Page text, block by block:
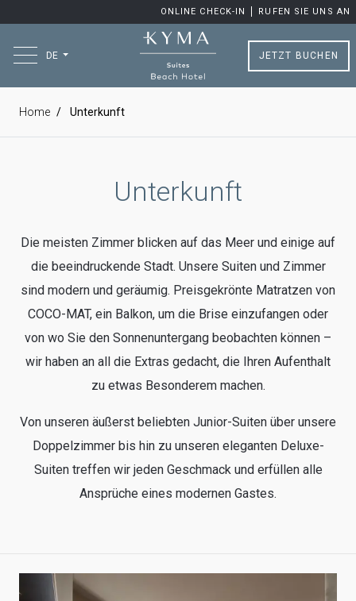
ONLINE CHECK-IN RUFEN SIE UNS AN
DE JETZT BUCHEN
Home Unterkunft
Unterkunft
Die meisten Zimmer blicken auf das Meer und einige auf
die beeindruckende Stadt. Unsere Suiten und Zimmer
sind modern und geräumig. Preisgekrönte Matratzen von
COCO-MAT, ein Balkon, um die Brise einzufangen oder
von wo Sie den Sonnenuntergang beobachten können –
wir haben an all die Extras gedacht, die Ihren Aufenthalt
zu etwas Besonderem machen.
Von unseren äußerst beliebten Junior-Suiten über unsere
Doppelzimmer bis hin zu unseren eleganten Deluxe-
Suiten treffen wir jeden Geschmack und erfüllen alle
Ansprüche eines modernen Gastes.